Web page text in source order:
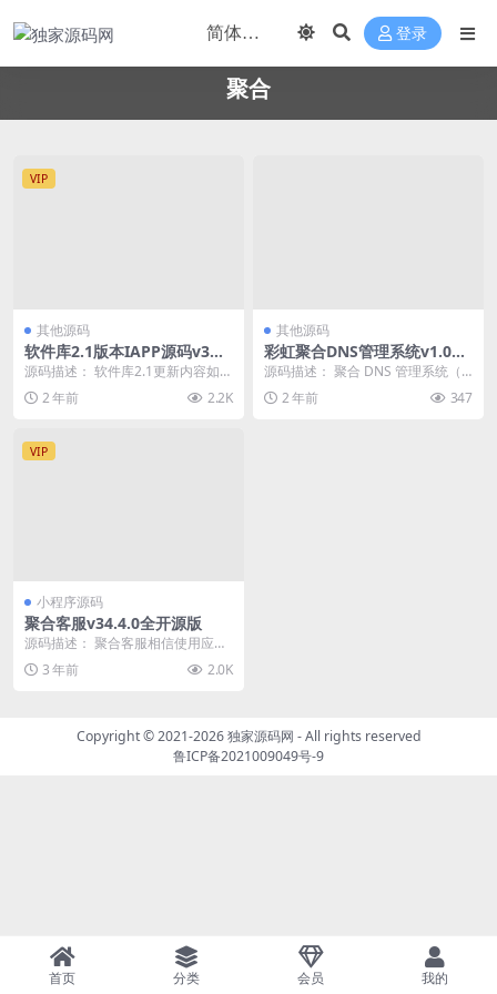
登录
聚合
VIP
其他源码
软件库2.1版本IAPP源码v3
+配置教程
源码描述： 软件库2.1更新内容如
下： 1、数据密钥配置方式上线，
此版本后无需其...
2 年前 2.2K
其他源码
彩虹聚合DNS管理系统v1.0全
新发布
源码描述： 聚合 DNS 管理系统（h
ttps://github.com/net...
2 年前 347
VIP
小程序源码
聚合客服v34.4.0全开源版
源码描述： 聚合客服相信使用应用
系统都使用，原来叫万能客服，这
系统非常适用，可对...
3 年前 2.0K
Copyright © 2021-2026独家源码网 - All rights reserved
鲁ICP备2021009049号-9
首页 分类 会员 我的